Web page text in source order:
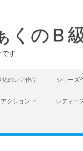
くのＢ
です
化のレア作品 シリーズ
クション レディー